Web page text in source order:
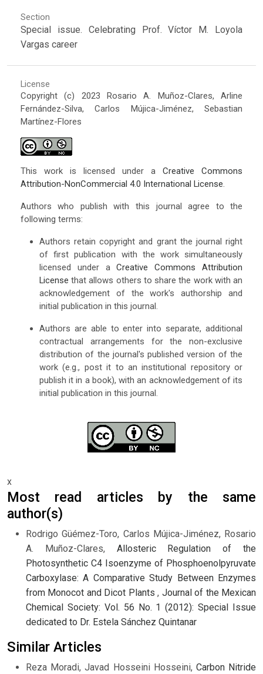
Section
Special issue. Celebrating Prof. Víctor M. Loyola
Vargas career
License
Copyright (c) 2023 Rosario A. Muñoz-Clares, Arline
Fernández-Silva, Carlos Mújica-Jiménez, Sebastian
Martínez-Flores
This work is licensed under aCreative Commons
Attribution-NonCommercial 4.0 International License
Authors who publish with this journal agree to the
following terms:
Authors retain copyright and grant the journal right
of first publication with the work simultaneously
licensed under aCreative Commons Attribution
License that allows others to share the work with an
acknowledgement of the work's authorship and
initial publication in this journal.
Authors are able to enter into separate, additional
contractual arrangements for the non-exclusive
distribution of the journal's published version of the
work (e.g., post it to an institutional repository or
publish it in a book), with an acknowledgement of its
initial publication in this journal.
x
Most read articles by the same
author(s)
Rodrigo Güémez-Toro, Carlos Mújica-Jiménez, Rosario
A. Muñoz-Clares, Allosteric Regulation of the
Photosynthetic C4 Isoenzyme of Phosphoenolpyruvate
Carboxylase: A Comparative Study Between Enzymes
from Monocot and Dicot Plants, Journal of the Mexican
Chemical Society: Vol. 56 No. 1 (2012): Special Issue
dedicated to Dr. Estela Sánchez Quintanar
Similar Articles
Reza Moradi, Javad Hosseini Hosseini, Carbon Nitride